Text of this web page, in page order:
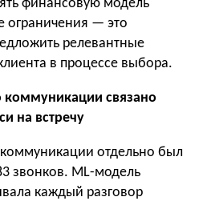
финансовую модель
ограничения — это
релевантные
в процессе выбора.
связано
на встречу
отдельно был
звонков. ML-модель
каждый разговор